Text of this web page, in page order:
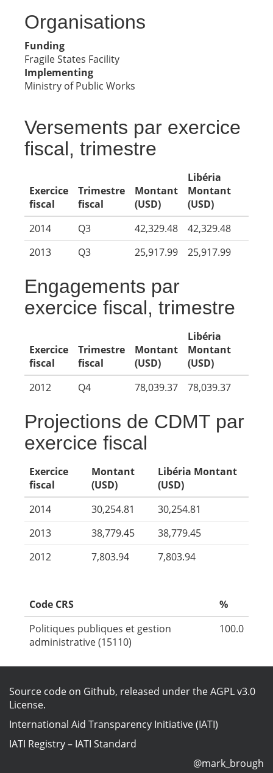
Organisations
Funding
Fragile States Facility
Implementing
Ministry of Public Works
Versements par exercice
fiscal, trimestre
Exercice
fiscal
Trimestre
fiscal
Montant
(USD)
Libéria
Montant
(USD)
2014
Q3 42,329.48
42,329.48
2013
Q3 25,917.99 25,917.99
Engagements par
exercice fiscal, trimestre
Exercice
fiscal
Trimestre
fiscal
Montant
(USD)
Libéria
Montant
(USD)
2012
Q4 78,039.37 78,039.37
Projections de CDMT par
exercice fiscal
Exercice
fiscal
Montant
(USD)
Libéria Montant
(USD)
2014
30,254.81
30,254.81
2013
38,779.45
38,779.45
2012
7,803.94 7,803.94
Code CRS
%
Politiques publiques et gestion
administrative (15110)
100.0
Source code on Github, released under theAGPL v3.0
License.
International Aid Transparency Initiative (IATI)
IATI Registry– IATI Standard
@mark_brough